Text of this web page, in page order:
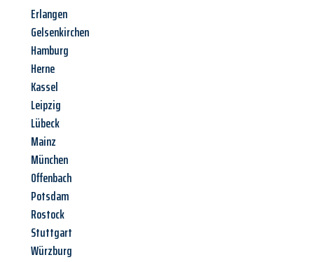
Erlangen
Gelsenkirchen
Hamburg
Herne
Kassel
Leipzig
Lübeck
Mainz
München
Offenbach
Potsdam
Rostock
Stuttgart
Würzburg